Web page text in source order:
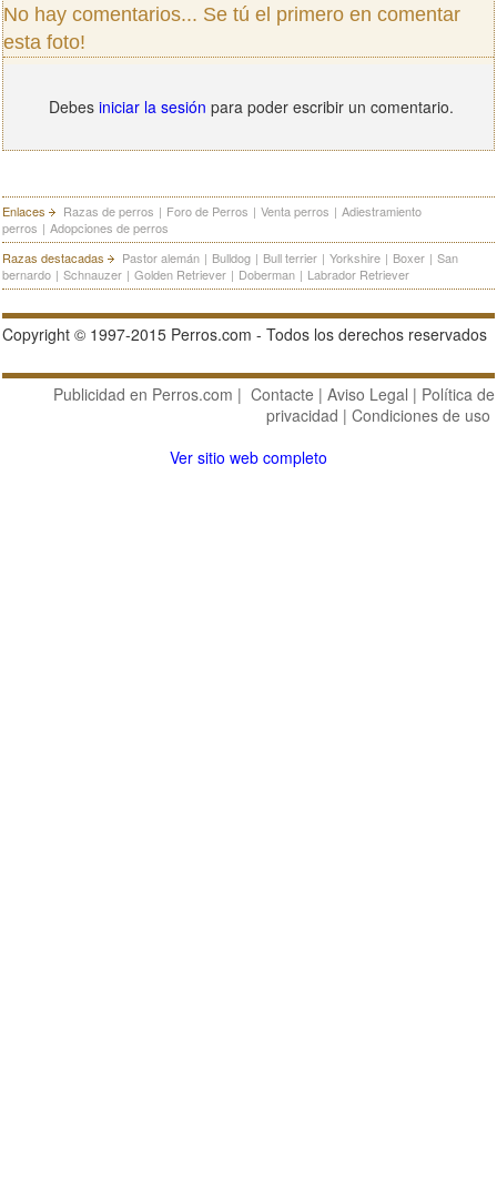
No hay comentarios... Se tú el primero en comentar
esta foto!
Debes iniciar la sesión para poder escribir un comentario.
Enlaces Razas de perros | Foro de Perros | Venta perros | Adiestramiento
perros | Adopciones de perros
Razas destacadas
Pastor alemán | Bulldog | Bull terrier | Yorkshire | Boxer | San
bernardo | Schnauzer | Golden Retriever | Doberman | Labrador Retriever
Copyright © 1997-2015 Perros.com - Todos los derechos reservados
Publicidad en Perros.com | Contacte | Aviso Legal | Política de
privacidad | Condiciones de uso
Ver sitio web completo